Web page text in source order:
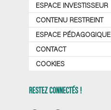
ESPACE INVESTISSEUR
CONTENU RESTREINT
ESPACE PÉDAGOGIQUE
CONTACT
COOKIES
RESTEZ CONNECTÉS !